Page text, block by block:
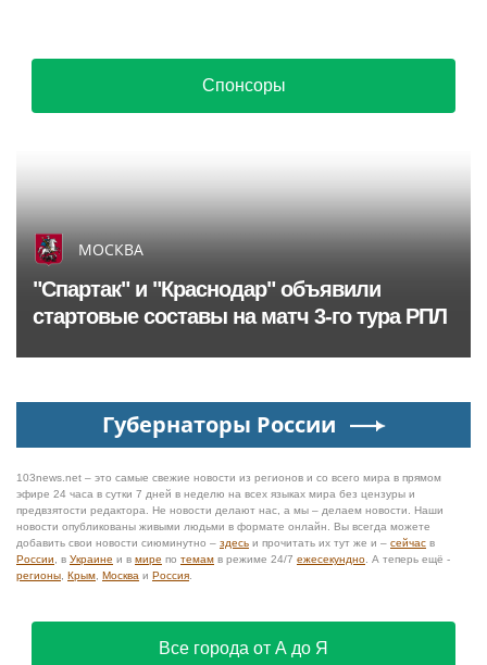
Спонсоры
МОСКВА
"Спартак" и "Краснодар" объявили
стартовые составы на матч 3-го тура РПЛ
Губернаторы России
103news.net – это самые свежие новости из регионов и со всего мира в прямом
эфире 24 часа в сутки 7 дней в неделю на всех языках мира без цензуры и
предвзятости редактора. Не новости делают нас, а мы – делаем новости. Наши
новости опубликованы живыми людьми в формате онлайн. Вы всегда можете
добавить свои новости сиюминутно – здесь и прочитать их тут же и – сейчас в
России , в Украине и в мире по темам в режиме 24/7 ежесекундно . А теперь ещё -
регионы Крым Москва и Россия
Все города от А до Я